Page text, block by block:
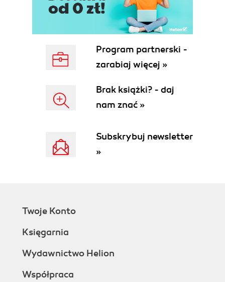
Program partnerski -
zarabiaj więcej »
Brak książki? - daj
nam znać »
Subskrybuj newsletter
»
Twoje Konto
Księgarnia
Wydawnictwo Helion
Współpraca